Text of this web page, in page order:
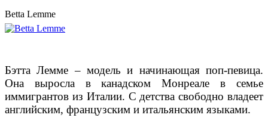
Betta Lemme
Бэтта Лемме – модель и начинающая поп-певица.
Она выросла в канадском Монреале в семье
иммигрантов из Италии. С детства свободно владеет
английским, французским и итальянским языками.